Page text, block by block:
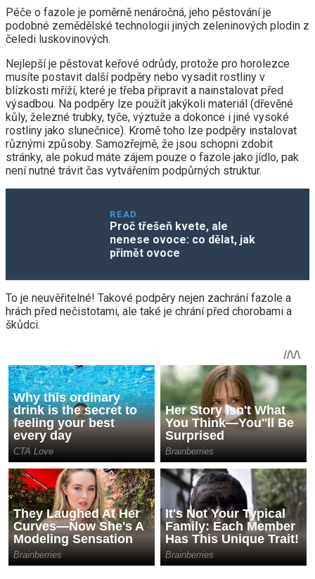
Péče o fazole je poměrně nenáročná, jeho pěstování je
podobné zemědělské technologii jiných zeleninových plodin z
čeledi luskovinových.
Nejlepší je pěstovat keřové odrůdy, protože pro horolezce
musíte postavit další podpěry nebo vysadit rostliny v
blízkosti mříží, které je třeba připravit a nainstalovat před
výsadbou. Na podpěry lze použít jakýkoli materiál (dřevěné
kůly, železné trubky, tyče, výztuže a dokonce i jiné vysoké
rostliny jako slunečnice). Kromě toho lze podpěry instalovat
různými způsoby. Samozřejmě, že jsou schopni zdobit
stránky, ale pokud máte zájem pouze o fazole jako jídlo, pak
není nutné trávit čas vytvářením podpůrných struktur.
READ
Proč třešeň kvete, ale
nenese ovoce: co dělat, jak
přimět ovoce
To je neuvěřitelné! Takové podpěry nejen zachrání fazole a
hrách před nečistotami, ale také je chrání před chorobami a
škůdci.